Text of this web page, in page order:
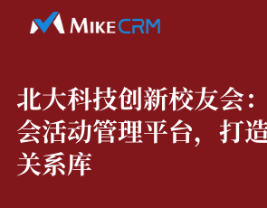
北大科技创新校友会：
会活动管理平台，打
关系库